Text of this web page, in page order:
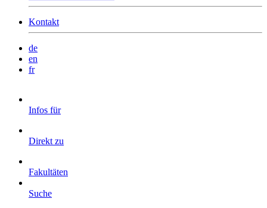
Kontakt
de
en
fr
Infos für
Direkt zu
Fakultäten
Suche